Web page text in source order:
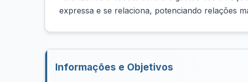
expressa e se relaciona, potenciando relações
Informações e Objetivos